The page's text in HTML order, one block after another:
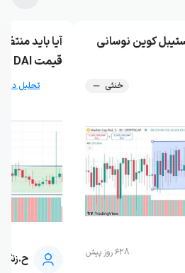
خنثی
628 روز پیش
آیا باید
قیمت DAI در تایم فریم یک روزه
تحلیل دای
ح.زنگنه